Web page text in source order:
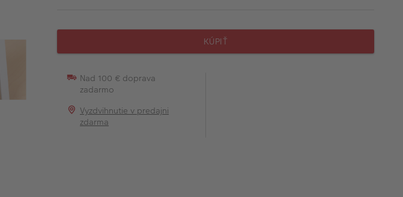
KÚPIŤ
Nad 100 € doprava
zadarmo
Vyzdvihnutie v predajni
zdarma